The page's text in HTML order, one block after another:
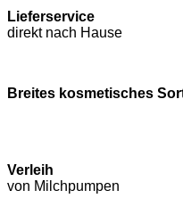
Lieferservice
direkt nach Hause
Breites kosmetisches
Verleih
von Milchpumpen